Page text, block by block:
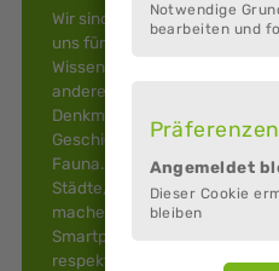
Notwendige
bearbeiten und
Präferenzen
Angemeldet
Dieser Cookie
bleiben
Wir sind eine gemeinnützige
uns für Bildung im
Wissensimpulsen begeistern
anderem für die Themen
Denkmalschutz, Kultur,
Geschichte, Technik,
Fauna. Wir entwickeln
Städte, Dörfer und
machen Themen &
Smartphone hautnah
respektvollen und